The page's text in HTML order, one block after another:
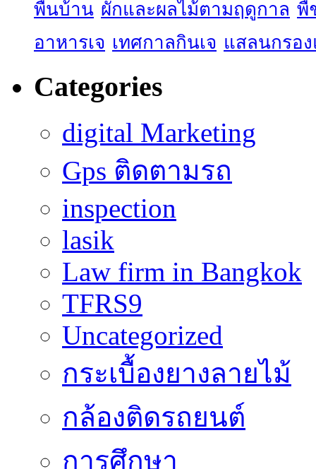
พื้นบ้าน ผักและผลไม้ตามฤดูกาล พื
อาหารเจ เทศกาลกินเจ แสลนกรอ
Categories
digital Marketing
Gps ติดตามรถ
inspection
lasik
Law firm in Bangkok
TFRS9
Uncategorized
กระเบื้องยางลายไม้
กล้องติดรถยนต์
การศึกษา